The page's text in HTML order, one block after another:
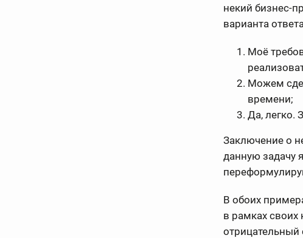
некий бизнес-
варианта
Моё
Можем
времени;
Да, легко.
Заключение о
данную задачу
В обоих
в рамках своих
отрицательный